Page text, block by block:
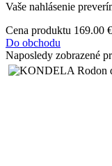
Vaše nahlásenie
Cena produktu 169.00 €
Do obchodu
Naposledy zobrazené